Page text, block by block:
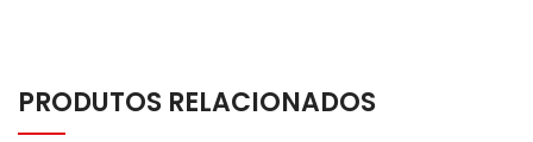
PRODUTOS RELACIONADOS